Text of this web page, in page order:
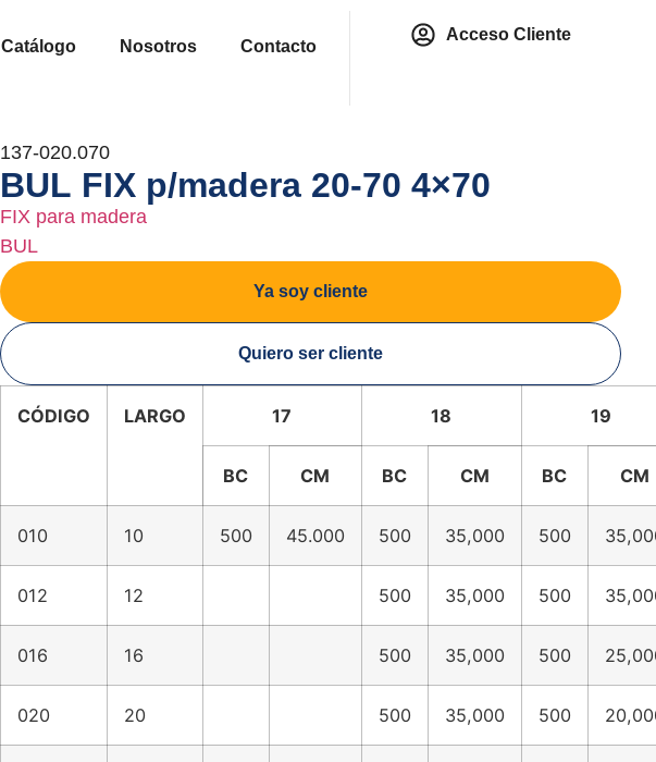
Catálogo Nosotros Contacto
Acceso Cliente
137-020.070
BUL FIX p/madera 20-70 4×70
FIX para madera
BUL
Ya soy cliente
Quiero ser cliente
CÓDIGO LARGO 17 18 19
BC CM BC CM BC CM
010 10 500 45.000 500 35,000 500
012 12 500 35,000 500
016 16 500 35,000 500
020 20 500 35,000 500